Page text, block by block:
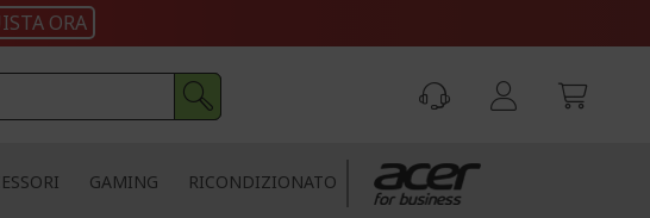
ORA
GAMING RICONDIZIONATO